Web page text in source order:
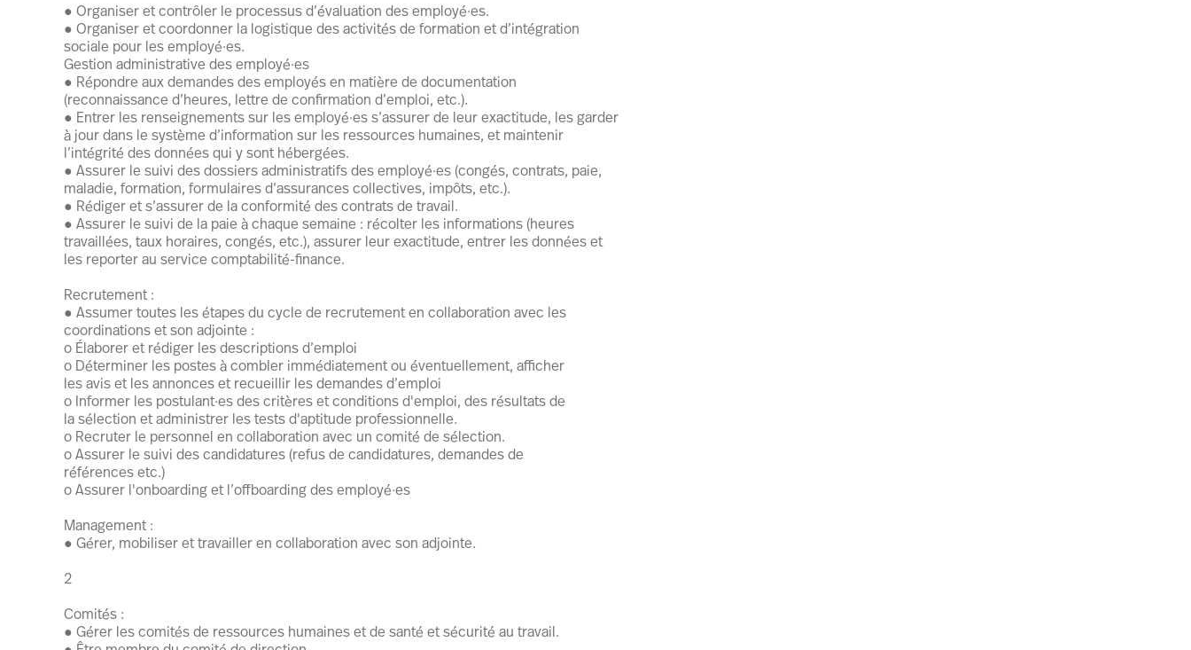
● Organiser et contrôler le processus d’évaluation des employé·es.
● Organiser et coordonner la logistique des activités de formation et d’intégration
sociale pour les employé·es.
Gestion administrative des employé·es
● Répondre aux demandes des employés en matière de documentation
(reconnaissance d’heures, lettre de confirmation d’emploi, etc.).
● Entrer les renseignements sur les employé·es s’assurer de leur exactitude, les garder
à jour dans le système d’information sur les ressources humaines, et maintenir
l’intégrité des données qui y sont hébergées.
● Assurer le suivi des dossiers administratifs des employé·es (congés, contrats, paie,
maladie, formation, formulaires d’assurances collectives, impôts, etc.).
● Rédiger et s’assurer de la conformité des contrats de travail.
● Assurer le suivi de la paie à chaque semaine : récolter les informations (heures
travaillées, taux horaires, congés, etc.), assurer leur exactitude, entrer les données et
les reporter au service comptabilité-finance.
Recrutement :
● Assumer toutes les étapes du cycle de recrutement en collaboration avec les
coordinations et son adjointe :
o Élaborer et rédiger les descriptions d’emploi
o Déterminer les postes à combler immédiatement ou éventuellement, afficher
les avis et les annonces et recueillir les demandes d’emploi
o Informer les postulant·es des critères et conditions d'emploi, des résultats de
la sélection et administrer les tests d'aptitude professionnelle.
o Recruter le personnel en collaboration avec un comité de sélection.
o Assurer le suivi des candidatures (refus de candidatures, demandes de
références etc.)
o Assurer l'onboarding et l’offboarding des employé·es
Management :
● Gérer, mobiliser et travailler en collaboration avec son adjointe.
2
Comités :
● Gérer les comités de ressources humaines et de santé et sécurité au travail.